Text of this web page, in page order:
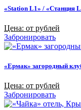
«Station L1» / «Станция
Цена: от рублей
Забронировать
«Ермак» загородный
Цена: от рублей
Забронировать